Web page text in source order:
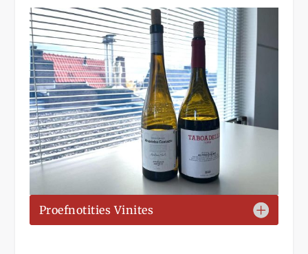
Proefnotities Vinites